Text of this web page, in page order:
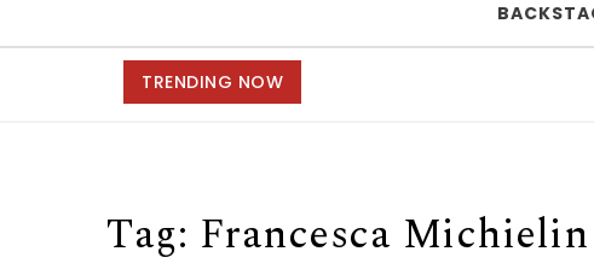
TRENDING NOW
Tag: Francesca Michielin